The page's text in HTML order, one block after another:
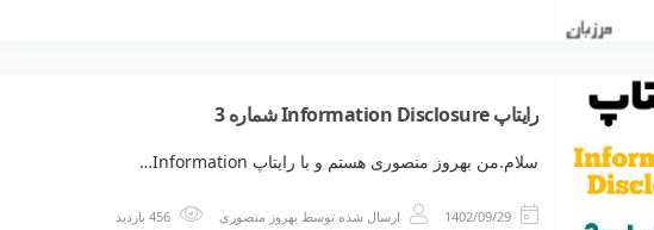
رایتاپ Information Disclosure شماره 3
سلام.من بهروز منصوری هستم و با رایتاپ Information…
1402/09/29 ارسال شده توسط بهروز منصوری